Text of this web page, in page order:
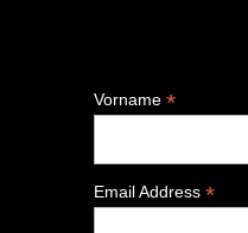
Vorname *
Email Address *